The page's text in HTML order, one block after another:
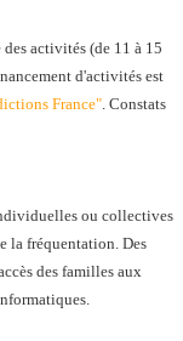
activités (de 11 à 15
d'activités est
France" . Constats
ou collectives
la fréquentation. Des
des familles aux